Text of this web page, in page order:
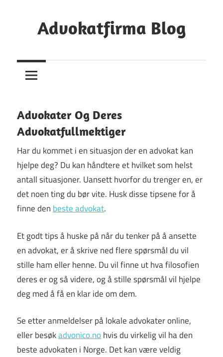
contentAdvokatfirma Blog
Guide
En
Advokat
Advokater Og Deres
Advokatfullmektiger
Har du kommet i en situasjon der en advokat kan
hjelpe deg? Du kan håndtere et hvilket som helst
antall situasjoner. Uansett hvorfor du trenger en, er
det noen ting du bør vite. Husk disse tipsene for å
finne denbeste advokat.
Et godt tips å huske på når du tenker på å ansette
en advokat, er å skrive ned flere spørsmål du vil
stille ham eller henne. Du vil finne ut hva filosofien
deres er og så videre, og å stille spørsmål vil hjelpe
deg med å få en klar ide om dem.
Se etter anmeldelser på lokale advokater online,
eller besøkadvonico.nohvis du virkelig vil ha den
beste advokaten i Norge. Det kan være veldig